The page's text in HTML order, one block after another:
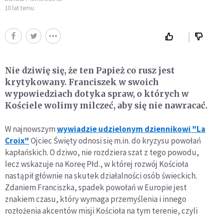
10 lat temu
Nie dziwię się, że ten Papież co rusz jest
krytykowany. Franciszek w swoich
wypowiedziach dotyka spraw, o których w
Kościele wolimy milczeć, aby się nie nawracać.
W najnowszymwywiadzie udzielonym dziennikowi "La
Croix"Ojciec Święty odnosi się m.in. do kryzysu powołań
kapłańskich. O dziwo, nie rozdziera szat z tego powodu,
lecz wskazuje na Koreę Płd., w której rozwój Kościoła
nastąpił głównie na skutek działalności osób świeckich.
Zdaniem Franciszka, spadek powołań w Europie jest
znakiem czasu, który wymaga przemyślenia i innego
rozłożenia akcentów misji Kościoła na tym terenie, czyli